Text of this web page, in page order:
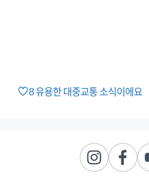
8유용한 대중교통 소식이에요